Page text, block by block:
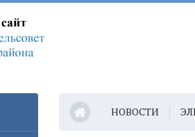
НОВОСТИ